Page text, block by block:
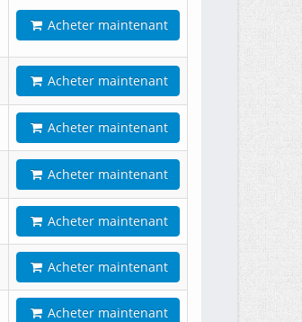
Acheter maintenant
Acheter maintenant
Acheter maintenant
Acheter maintenant
Acheter maintenant
Acheter maintenant
Acheter maintenant